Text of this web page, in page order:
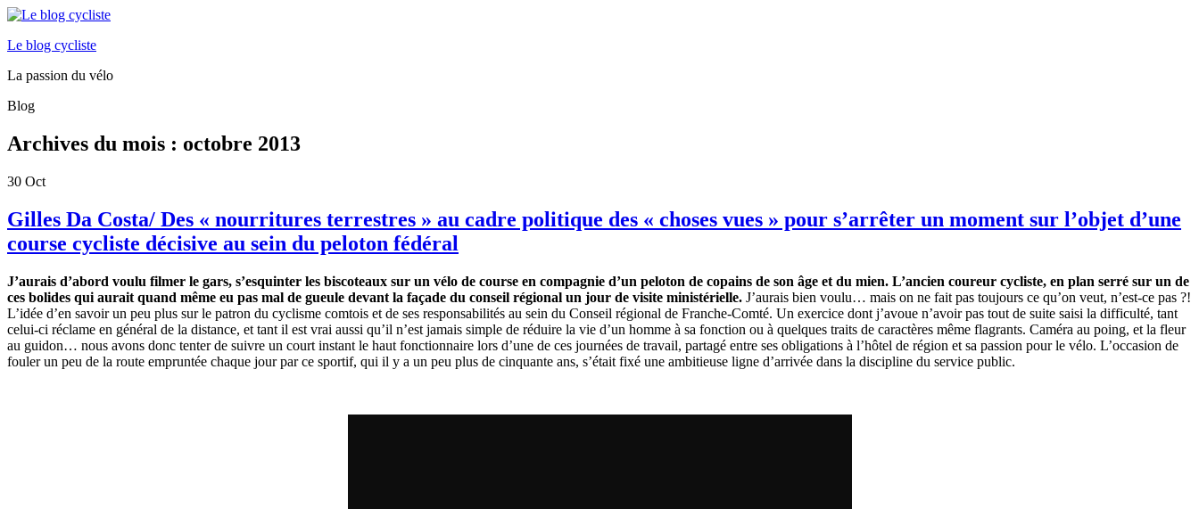
Le blog cycliste
La passion du vélo
Blog
Archives du mois : octobre 2013
30 Oct
Gilles Da Costa/ Des « nourritures terrestres » au cadre politique des « choses vues » pour s’arrêter un moment sur l’objet d’une
course cycliste décisive au sein du peloton fédéral
J’aurais d’abord voulu filmer le gars, s’esquinter les biscoteaux sur un vélo de course en compagnie d’un peloton de copains de son âge et du mien. L’ancien coureur cycliste, en plan serré sur un de
ces bolides qui aurait quand même eu pas mal de gueule devant la façade du conseil régional un jour de visite ministérielle. J’aurais bien voulu… mais on ne fait pas toujours ce qu’on veut, n’est-ce pas ?!
L’idée d’en savoir un peu plus sur le patron du cyclisme comtois et de ses responsabilités au sein du Conseil régional de Franche-Comté. Un exercice dont j’avoue n’avoir pas tout de suite saisi la difficulté, tant
celui-ci réclame en général de la distance, et tant il est vrai aussi qu’il n’est jamais simple de réduire la vie d’un homme à sa fonction ou à quelques traits de caractères même flagrants. Caméra au poing, et la fleur
au guidon… nous avons donc tenter de suivre un court instant le haut fonctionnaire lors d’une de ces journées de travail, partagé entre ses obligations à l’hôtel de région et sa passion pour le vélo. L’occasion de
fouler un peu de la route empruntée chaque jour par ce sportif, qui il y a un peu plus de cinquante ans, s’était fixé une ambitieuse ligne d’arrivée dans la discipline du service public.